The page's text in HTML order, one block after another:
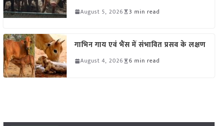
August 5, 2026 3 min read
गाभिन गाय एवं भैंस में संभावित प्रसव के लक्षण
August 4, 2026 6 min read